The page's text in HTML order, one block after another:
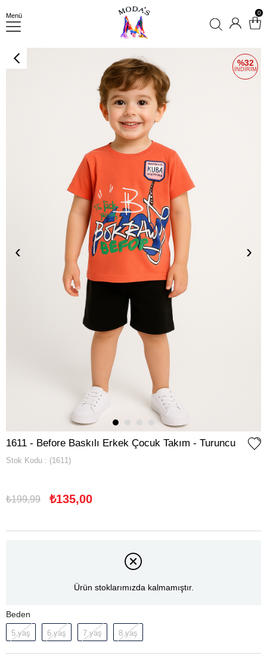
Menü 0
‹ ›
32
1611 - Before Baskılı Erkek Çocuk Takım - Turuncu
Stok Kodu (1611)
₺199,99 ₺135,00
Ürün stoklarımızda kalmamıştır.
Beden
5 yaş 6 yaş 7 yaş 8 yaş